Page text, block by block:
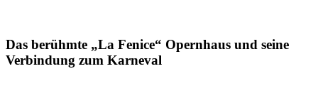
Das berühmte „La Fenice“ Opernhaus und seine
Verbindung zum Karneval